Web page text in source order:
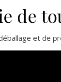
de
et de